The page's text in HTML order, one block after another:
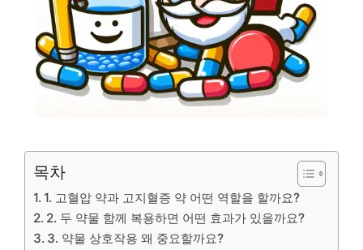
목차
1. 고혈압 약과 고지혈증 약 어떤 역할을 할까요?
2. 두 약물 함께 복용하면 어떤 효과가 있을까요?
3. 약물 상호작용 왜 중요할까요?